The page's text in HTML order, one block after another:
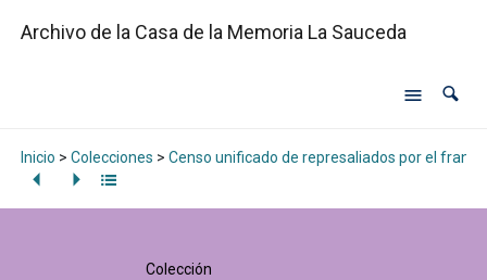
Archivo de la Casa de la Memoria La Sauceda
Inicio > Colecciones > Censo unificado de represaliados por el
Colección